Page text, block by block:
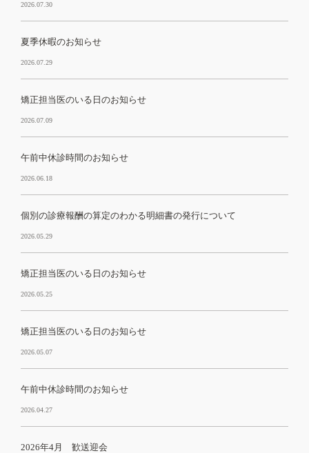
2026.07.30
夏季休暇のお知らせ
2026.07.29
矯正担当医のいる日のお知らせ
2026.07.09
午前中休診時間のお知らせ
2026.06.18
個別の診療報酬の算定のわかる明細書の発行について
2026.05.29
矯正担当医のいる日のお知らせ
2026.05.25
矯正担当医のいる日のお知らせ
2026.05.07
午前中休診時間のお知らせ
2026.04.27
2026年4月 歓送迎会